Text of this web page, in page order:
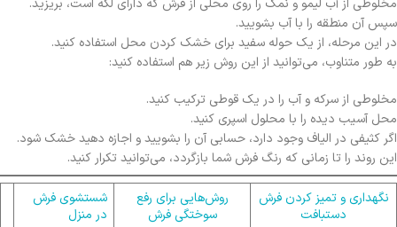
مخلوطی از آب لیمو و نمک را روی محلی از فرش که دارای لکه است، بریزید.
سپس آن منطقه را با آب بشویید.
در این مرحله، از یک حوله سفید برای خشک کردن محل استفاده کنید.
به طور متناوب، می‌توانید از این روش زیر هم استفاده کنید:
مخلوطی از سرکه و آب را در یک قوطی ترکیب کنید.
محل آسیب دیده را با محلول اسپری کنید.
اگر کثیفی در الیاف وجود دارد، حسابی آن را بشویید و اجازه دهید خشک شود.
این روند را تا زمانی که رنگ فرش شما بازگردد، می‌توانید تکرار کنید.
نگهداری و تمیز کردن فرش
دستبافت
روش‌هایی برای رفع
سوختگی فرش
شستشوی فرش
در منزل